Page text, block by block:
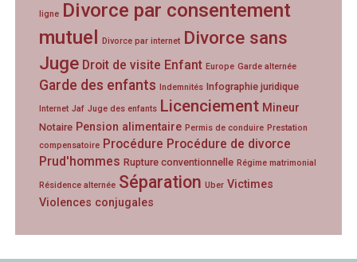
ligne Divorce par consentement
mutuel Divorce par internet Divorce sans
Juge Droit de visite Enfant Europe Garde alternée
Garde des enfants Indemnités Infographie juridique
Internet Jaf Juge des enfants Licenciement Mineur
Notaire Pension alimentaire Permis de conduire Prestation
compensatoire Procédure Procédure de divorce
Prud'hommes Rupture conventionnelle Régime matrimonial
Résidence alternée Séparation Uber Victimes
Violences conjugales